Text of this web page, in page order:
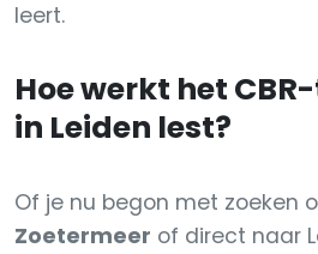
leert.
Hoe werkt het
in Leiden lest?
Of je nu begon met zoeken
Zoetermeer of direct naar